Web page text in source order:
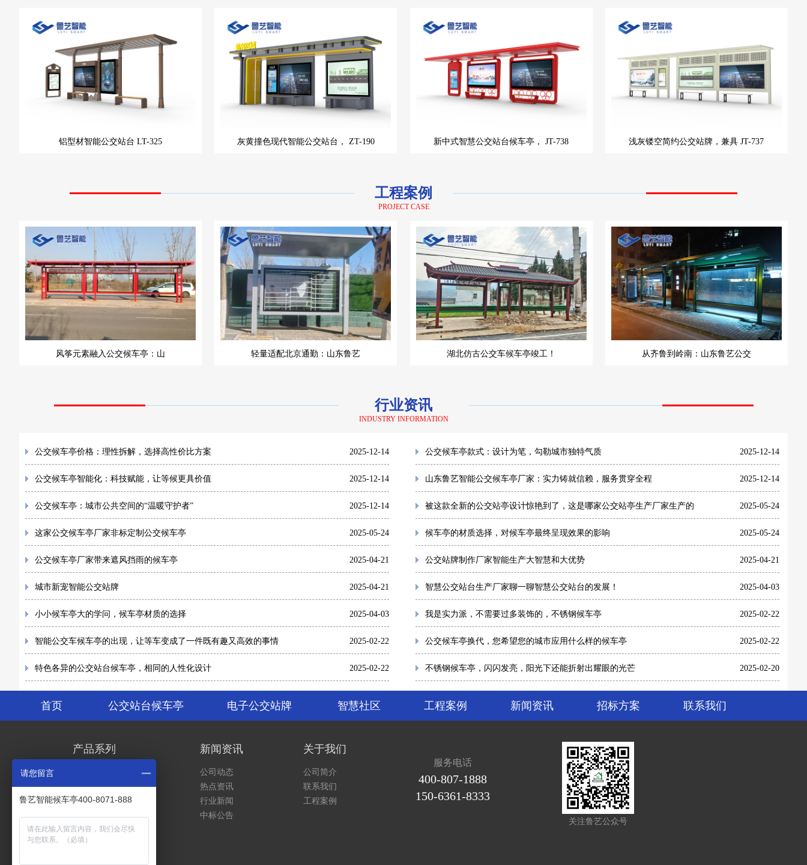
铝型材智能公交站台 LT-325 灰黄撞色现代智能公交站台， ZT-190 新中式智慧公交站台候车亭， JT-738 浅灰镂空简约公交站牌，兼具 JT-737
工程案例
PROJECT CASE
风筝元素融入公交候车亭：山 轻量适配北京通勤：山东鲁艺 湖北仿古公交车候车亭竣工！ 从齐鲁到岭南：山东鲁艺公交
行业资讯
INDUSTRY INFORMATION
公交候车亭价格：理性拆解，选择高性价比方案 2025-12-14 公交候车亭款式：设计为笔，勾勒城市独特气质 2025-12-14
公交候车亭智能化：科技赋能，让等候更具价值 2025-12-14 山东鲁艺智能公交候车亭厂家：实力铸就信赖，服务贯穿全程 2025-12-14
公交候车亭：城市公共空间的“温暖守护者” 2025-12-14 被这款全新的公交站亭设计惊艳到了，这是哪家公交站亭生产厂家生产的 2025-05-24
这家公交候车亭厂家非标定制公交候车亭 2025-05-24 候车亭的材质选择，对候车亭最终呈现效果的影响 2025-05-24
公交候车亭厂家带来遮风挡雨的候车亭 2025-04-21 公交站牌制作厂家智能生产大智慧和大优势 2025-04-21
城市新宠智能公交站牌 2025-04-21 智慧公交站台生产厂家聊一聊智慧公交站台的发展！ 2025-04-03
小小候车亭大的学问，候车亭材质的选择 2025-04-03 我是实力派，不需要过多装饰的，不锈钢候车亭 2025-02-22
智能公交车候车亭的出现，让等车变成了一件既有趣又高效的事情 2025-02-22 公交候车亭换代，您希望您的城市应用什么样的候车亭 2025-02-22
特色各异的公交站台候车亭，相同的人性化设计 2025-02-22 不锈钢候车亭，闪闪发亮，阳光下还能折射出耀眼的光芒 2025-02-20
首页 公交站台候车亭 电子公交站牌 智慧社区 工程案例 新闻资讯 招标方案 联系我们
产品系列
电子公交站牌
社区电动车充电棚
出租车招停站牌
实景展示
新闻资讯
公司动态
热点资讯
行业新闻
中标公告
关于我们
公司简介
联系我们
工程案例
服务电话
400-807-1888
150-6361-8333
关注鲁艺公众号
请您留言
鲁艺智能候车亭400-8071-888